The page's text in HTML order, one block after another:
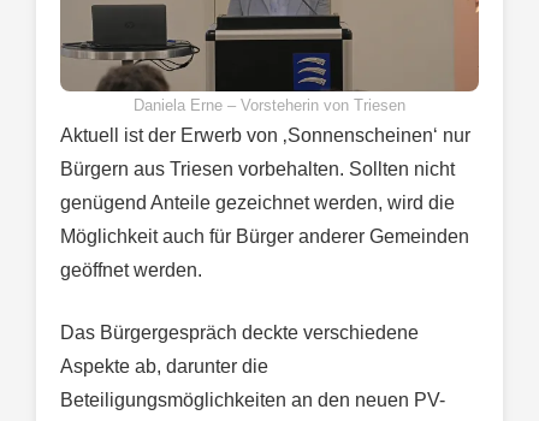
Daniela Erne – Vorsteherin von Triesen
Aktuell ist der Erwerb von ‚Sonnenscheinen‘ nur
Bürgern aus Triesen vorbehalten. Sollten nicht
genügend Anteile gezeichnet werden, wird die
Möglichkeit auch für Bürger anderer Gemeinden
geöffnet werden.
Das Bürgergespräch deckte verschiedene
Aspekte ab, darunter die
Beteiligungsmöglichkeiten an den neuen PV-